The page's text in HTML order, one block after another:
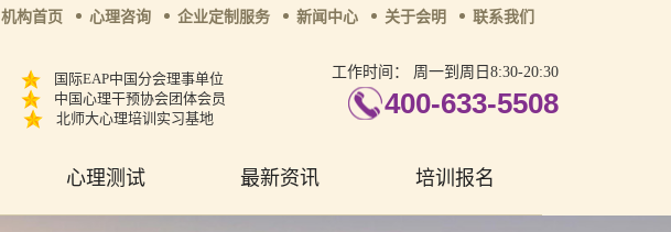
机构首页 心理咨询 企业定制服务 新闻中心 关于会明 联系我们
国际EAP中国分会理事单位
中国心理干预协会团体会员
北师大心理培训实习基地
工作时间： 周一到周日8:30-20:30
400-633-5508
心理测试 最新资讯 培训报名